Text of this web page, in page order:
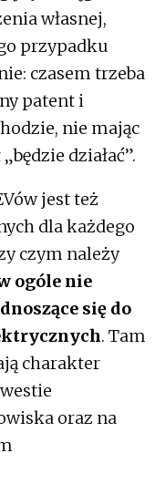
własnej,
przypadku
czasem trzeba
patent i
nie mając
działać”.
jest też
dla każdego
czym należy
ogóle nie
się do
. Tam
charakter
oraz na